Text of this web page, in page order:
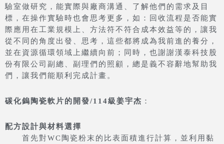
驗室做研究，能實際與廠商溝通、了解他們的需求及目
標，在操作實驗時也會思考更多，如：回收流程是否能實
際應用在工業規模上、方法符不符合成本效益等的，讓我
從不同的角度出發、思考，這些都將成為我前進的養分，
並在資源循環領域上繼續向前；同時，也謝謝漢泰科技股
份有限公司副總、副理們的照顧，總是義不容辭地幫助我
們，讓我們能順利完成計畫。
碳化鎢陶瓷軟片的開發/114級姜宇杰 ：
配方設計與材料選擇
首先對WC陶瓷粉末的比表面積進行計算，並利用黏